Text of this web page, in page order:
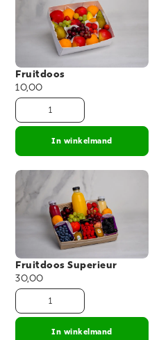
Fruitdoos
10,00
In winkelmand
Fruitdoos Superieur
30,00
In winkelmand